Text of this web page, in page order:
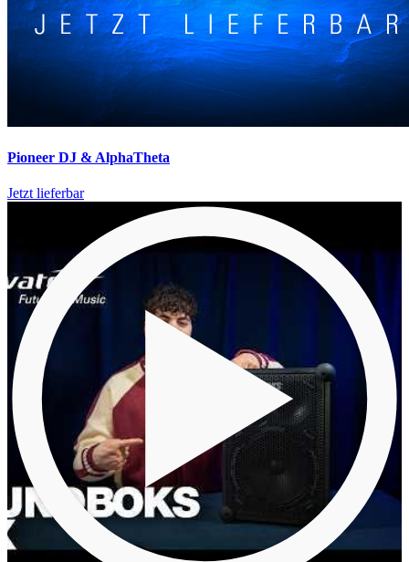
Pioneer DJ & AlphaTheta
Jetzt lieferbar